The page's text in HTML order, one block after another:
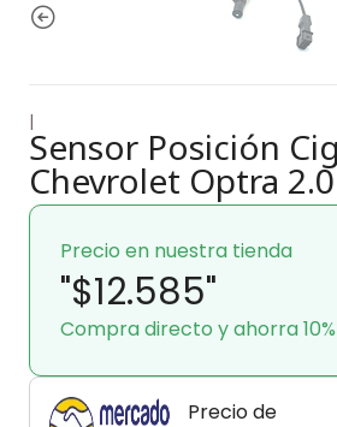
|
Sensor Posición
Chevrolet Optra
Precio en nuestra tienda
"$12.585"
Compra directo y ahorra 10%
Precio de